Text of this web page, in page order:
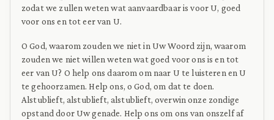
zodat we zullen weten wat aanvaardbaar is voor U, goed
voor ons en tot eer van U.
O God, waarom zouden we niet in Uw Woord zijn, waarom
zouden we niet willen weten wat goed voor ons is en tot
eer van U? O help ons daarom om naar U te luisteren en U
te gehoorzamen. Help ons, o God, om dat te doen.
Alstublieft, alstublieft, alstublieft, overwin onze zondige
opstand door Uw genade. Help ons om ons van onszelf af